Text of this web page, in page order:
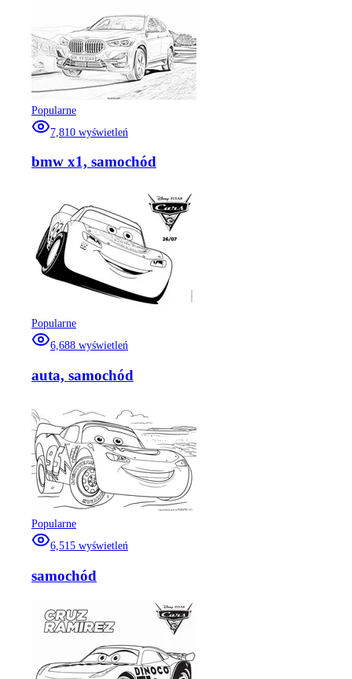
Popularne
7,810 wyświetleń
bmw x1, samochód
Popularne
6,688 wyświetleń
auta, samochód
Popularne
6,515 wyświetleń
samochód